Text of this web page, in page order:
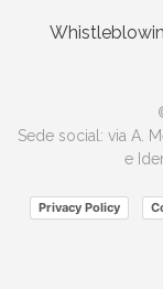
Sede social: via A.
e
Privacy Policy